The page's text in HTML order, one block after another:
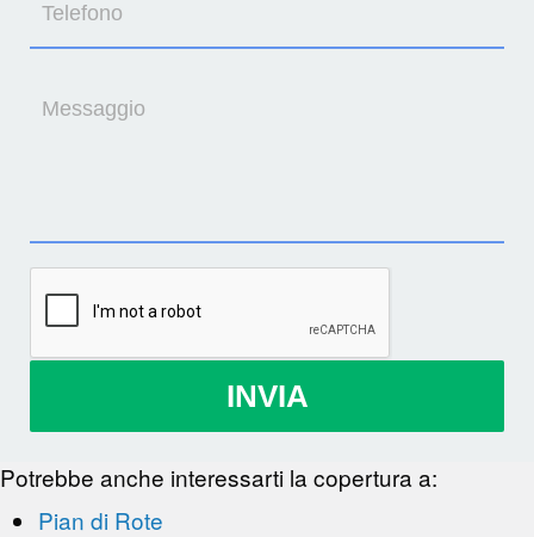
Telefono
Messaggio
INVIA
Potrebbe anche interessarti la copertura a:
Pian di Rote